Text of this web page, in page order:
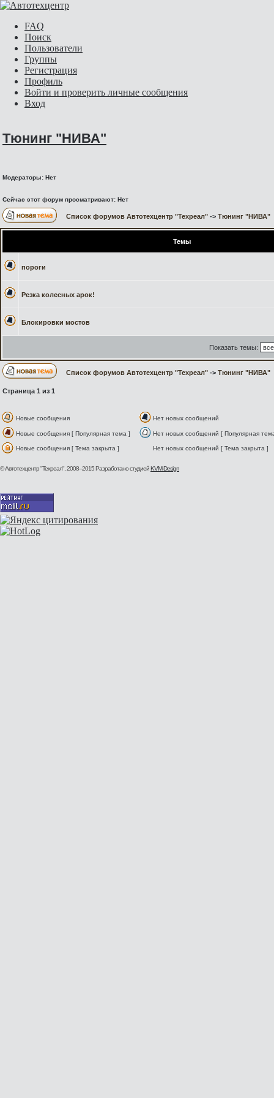
FAQ
Поиск
Пользователи
Группы
Регистрация
Профиль
Войти и проверить личные сообщения
Вход
Тюнинг "НИВА"
Модераторы: Нет
Сейчас этот форум просматривают: Нет
Список форумов Автотехцентр "Техреал" -> Тюнинг "НИВА"
Темы
пороги
Резка колесных арок!
Блокировки мостов
Показать темы:
Список форумов Автотехцентр "Техреал" -> Тюнинг "НИВА"
Страница 1 из 1
Новые сообщения Нет новых сообщений
Новые сообщения [ Популярная тема ] Нет новых сообщений [ Популярная
Новые сообщения [ Тема закрыта ] Нет новых сообщений [ Тема закрыта ]
© Автотехцентр "Техреал", 2008–2015Разработано студиейKVM-Design